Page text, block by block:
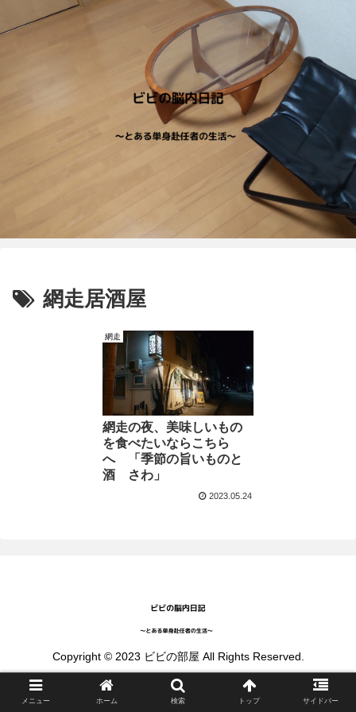
網走居酒屋
網走
網走の夜、美味しいもの
を食べたいならこちら
へ 「季節の旨いものと
酒 さわ」
2023.05.24
Copyright © 2023 ビビの部屋 All Rights Reserved.
メニュー ホーム 検索 トップ サイドバー